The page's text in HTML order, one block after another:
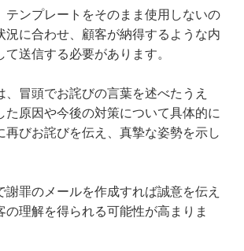
テンプレートをそのまま使用しないの
況に合わせ、顧客が納得するような内
送信する必要があります。
、冒頭でお詫びの言葉を述べたうえ
た原因や今後の対策について具体的に
再びお詫びを伝え、真摯な姿勢を示し
謝罪のメールを作成すれば誠意を伝え
の理解を得られる可能性が高まりま